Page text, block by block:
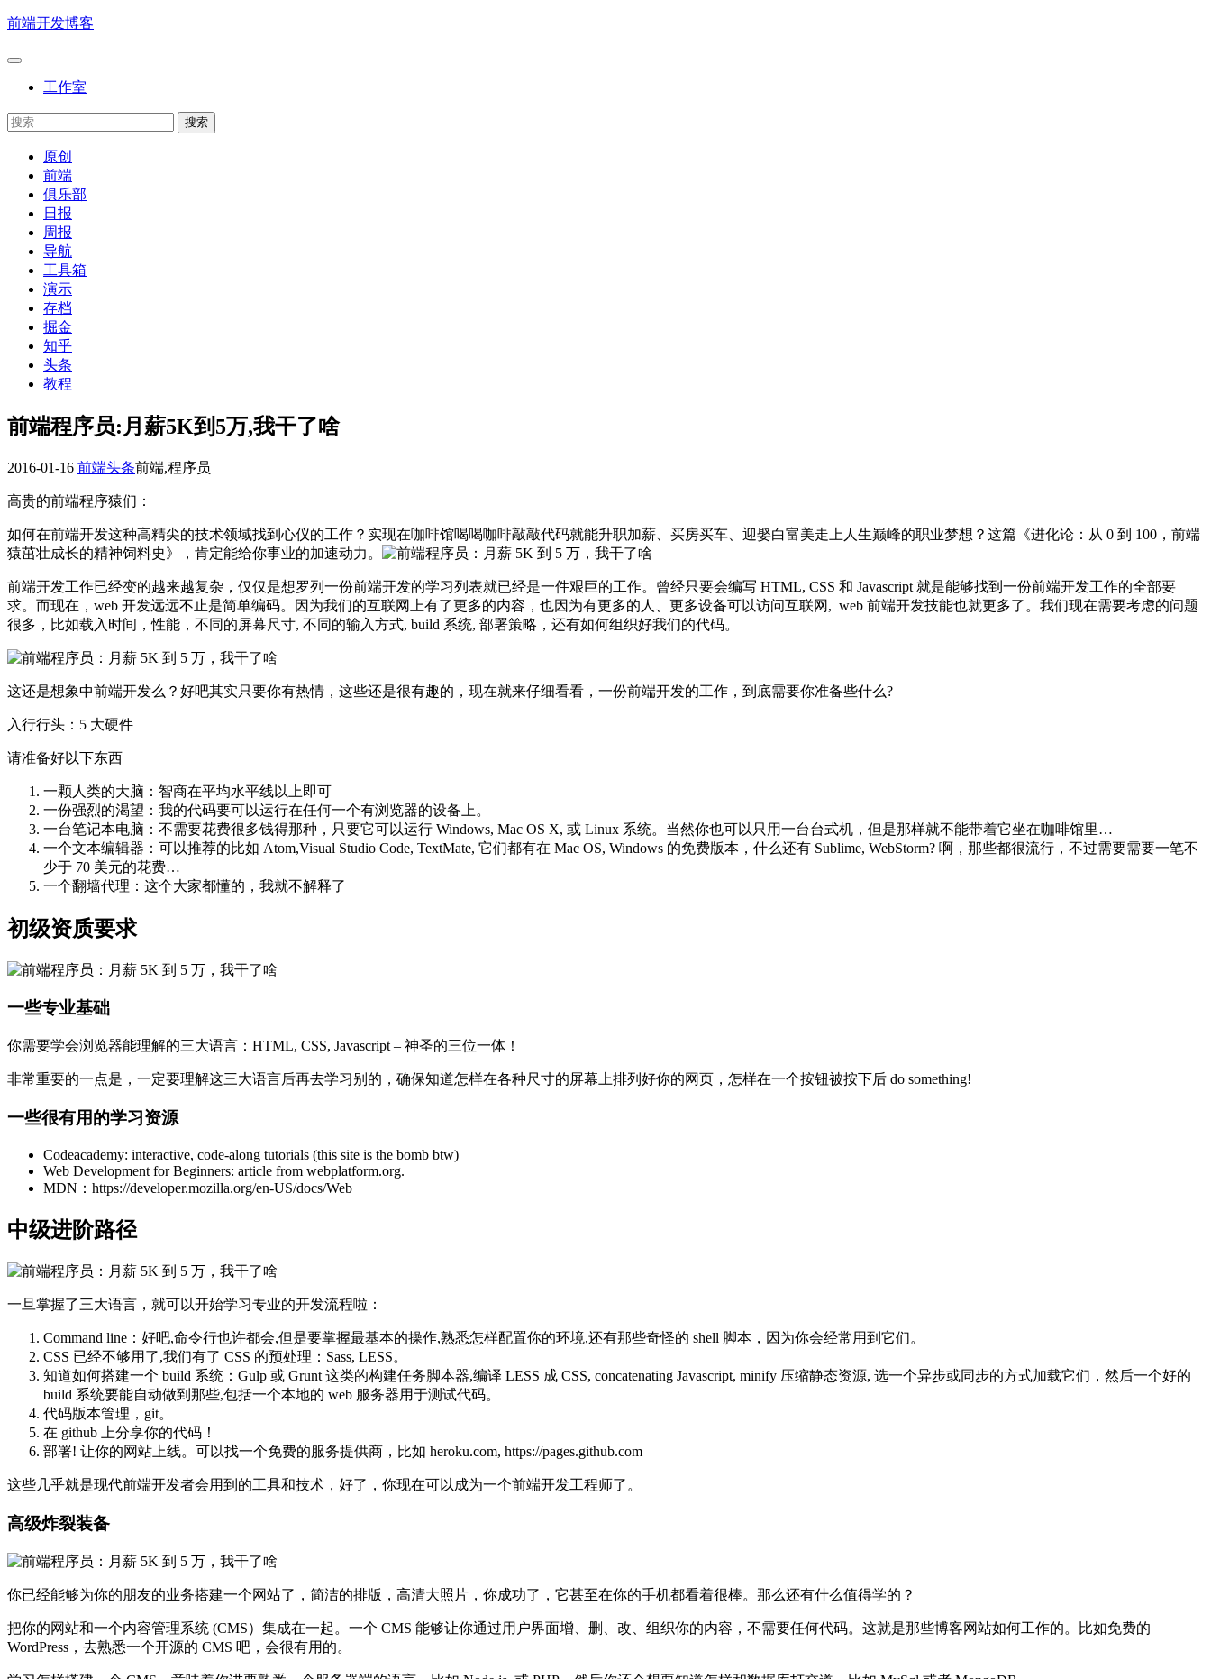
前端开发博客
工作室
原创
前端
俱乐部
日报
周报
导航
工具箱
演示
存档
掘金
知乎
头条
教程
前端程序员:月薪5K到5万,我干了啥
2016-01-16 前端头条前端,程序员
高贵的前端程序猿们：
如何在前端开发这种高精尖的技术领域找到心仪的工作？实现在咖啡馆喝喝咖啡敲敲代码就能升职加薪、买房买车、迎娶白富美走上人生巅峰的职业梦想？这篇《进化论：从 0 到 100，前端
猿茁壮成长的精神饲料史》，肯定能给你事业的加速动力。
前端开发工作已经变的越来越复杂，仅仅是想罗列一份前端开发的学习列表就已经是一件艰巨的工作。曾经只要会编写 HTML, CSS 和 Javascript 就是能够找到一份前端开发工作的全部要
求。而现在，web 开发远远不止是简单编码。因为我们的互联网上有了更多的内容，也因为有更多的人、更多设备可以访问互联网, web 前端开发技能也就更多了。我们现在需要考虑的问题
很多，比如载入时间，性能，不同的屏幕尺寸, 不同的输入方式, build 系统, 部署策略，还有如何组织好我们的代码。
这还是想象中前端开发么？好吧其实只要你有热情，这些还是很有趣的，现在就来仔细看看，一份前端开发的工作，到底需要你准备些什么?
入行行头：5 大硬件
请准备好以下东西
一颗人类的大脑：智商在平均水平线以上即可
一份强烈的渴望：我的代码要可以运行在任何一个有浏览器的设备上。
一台笔记本电脑：不需要花费很多钱得那种，只要它可以运行 Windows, Mac OS X, 或 Linux 系统。当然你也可以只用一台台式机，但是那样就不能带着它坐在咖啡馆里…
一个文本编辑器：可以推荐的比如 Atom,Visual Studio Code, TextMate, 它们都有在 Mac OS, Windows 的免费版本，什么还有 Sublime, WebStorm? 啊，那些都很流行，不过需要需要一笔不
少于 70 美元的花费…
一个翻墙代理：这个大家都懂的，我就不解释了
初级资质要求
一些专业基础
你需要学会浏览器能理解的三大语言：HTML, CSS, Javascript – 神圣的三位一体！
非常重要的一点是，一定要理解这三大语言后再去学习别的，确保知道怎样在各种尺寸的屏幕上排列好你的网页，怎样在一个按钮被按下后 do something!
一些很有用的学习资源
Codeacademy: interactive, code-along tutorials (this site is the bomb btw)
Web Development for Beginners: article from webplatform.org.
MDN：https://developer.mozilla.org/en-US/docs/Web
中级进阶路径
一旦掌握了三大语言，就可以开始学习专业的开发流程啦：
Command line：好吧,命令行也许都会,但是要掌握最基本的操作,熟悉怎样配置你的环境,还有那些奇怪的 shell 脚本，因为你会经常用到它们。
CSS 已经不够用了,我们有了 CSS 的预处理：Sass, LESS。
知道如何搭建一个 build 系统：Gulp 或 Grunt 这类的构建任务脚本器,编译 LESS 成 CSS, concatenating Javascript, minify 压缩静态资源, 选一个异步或同步的方式加载它们，然后一个好的
build 系统要能自动做到那些,包括一个本地的 web 服务器用于测试代码。
代码版本管理，git。
在 github 上分享你的代码！
部署! 让你的网站上线。可以找一个免费的服务提供商，比如 heroku.com, https://pages.github.com
这些几乎就是现代前端开发者会用到的工具和技术，好了，你现在可以成为一个前端开发工程师了。
高级炸裂装备
你已经能够为你的朋友的业务搭建一个网站了，简洁的排版，高清大照片，你成功了，它甚至在你的手机都看着很棒。那么还有什么值得学的？
把你的网站和一个内容管理系统 (CMS）集成在一起。一个 CMS 能够让你通过用户界面增、删、改、组织你的内容，不需要任何代码。这就是那些博客网站如何工作的。比如免费的
WordPress，去熟悉一个开源的 CMS 吧，会很有用的。